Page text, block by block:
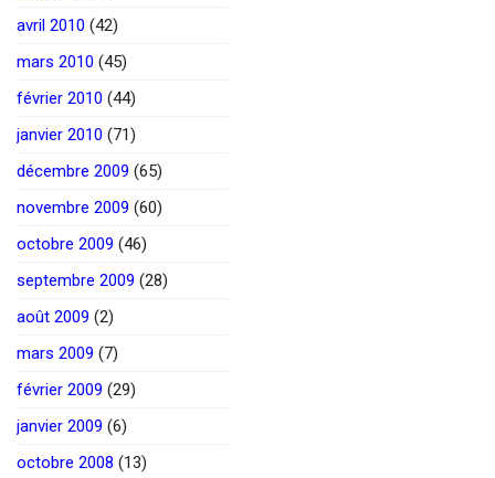
avril 2010 (42)
mars 2010 (45)
février 2010 (44)
janvier 2010 (71)
décembre 2009 (65)
novembre 2009 (60)
octobre 2009 (46)
septembre 2009 (28)
août 2009 (2)
mars 2009 (7)
février 2009 (29)
janvier 2009 (6)
octobre 2008 (13)